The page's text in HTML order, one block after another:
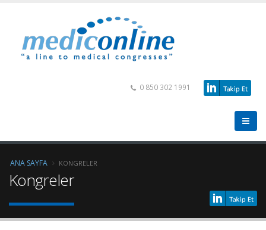
0 850 302 1991
ANA SAYFA KONGRELER
Kongreler